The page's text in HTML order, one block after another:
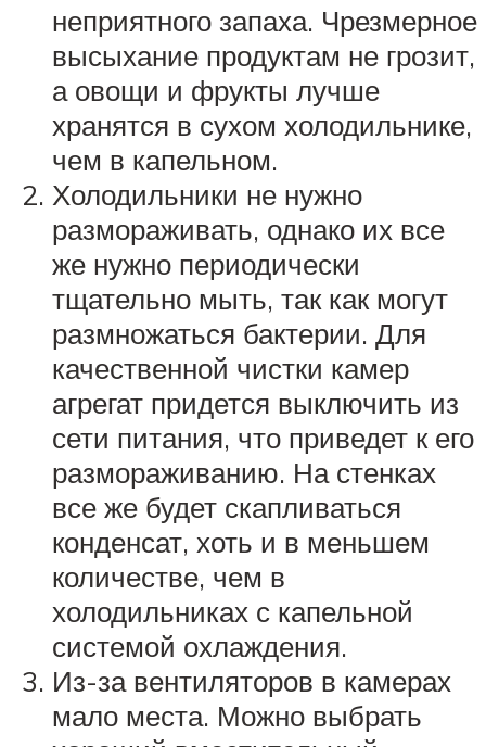
неприятного запаха. Чрезмерное
высыхание продуктам не грозит,
а овощи и фрукты лучше
хранятся в сухом холодильнике,
чем в капельном.
Холодильники не нужно
размораживать, однако их все
же нужно периодически
тщательно мыть, так как могут
размножаться бактерии. Для
качественной чистки камер
агрегат придется выключить из
сети питания, что приведет к его
размораживанию. На стенках
все же будет скапливаться
конденсат, хоть и в меньшем
количестве, чем в
холодильниках с капельной
системой охлаждения.
Из-за вентиляторов в камерах
мало места. Можно выбрать